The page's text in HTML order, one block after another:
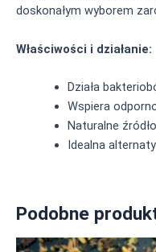
doskonałym wyborem
Właściwości i działanie:
Działa
Wspiera
Naturalne
Idealna
Podobne
Ten